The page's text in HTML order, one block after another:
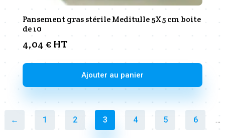
Pansement gras stérile Meditulle 5X5 cm boite
de 10
4,04€ HT
Ajouter au panier
← 1 2 3 4 5 6 …